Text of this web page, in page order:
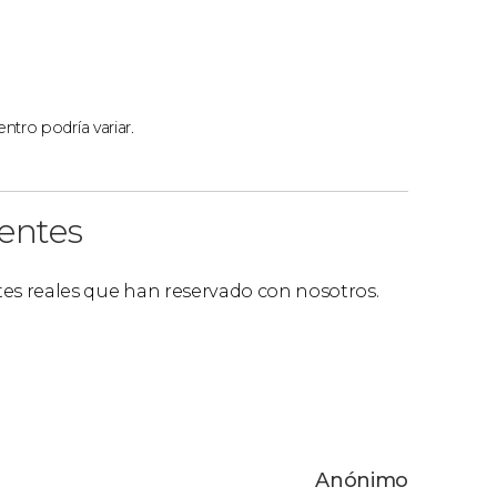
la excursión por la mañana y, además,
de Finisterre, surcaremos las aguas
de productos típicos, como
Muxía, nos desplazaremos hasta este
podría variar.
reales que han reservado con nosotros.
Anónimo